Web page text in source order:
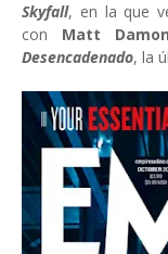
Skyfall, en la que
con Matt Damon
Desencadenado, la